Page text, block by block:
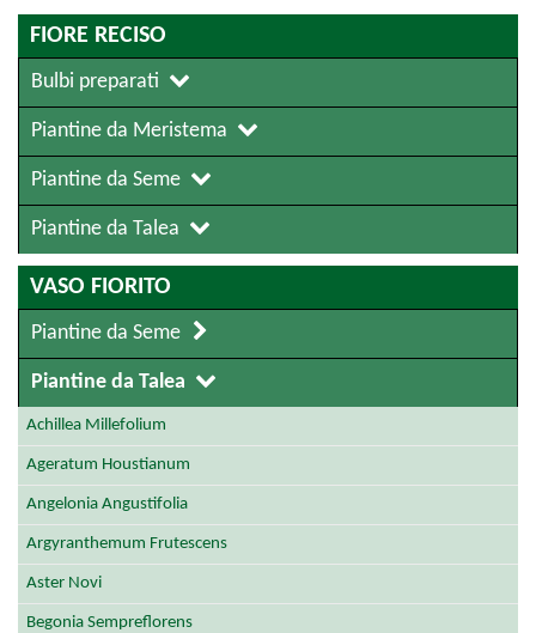
FIORE RECISO
Bulbi preparati
Piantine da Meristema
Piantine da Seme
Piantine da Talea
VASO FIORITO
Piantine da Seme
Piantine da Talea
Achillea Millefolium
Ageratum Houstianum
Angelonia Angustifolia
Argyranthemum Frutescens
Aster Novi
Begonia Sempreflorens